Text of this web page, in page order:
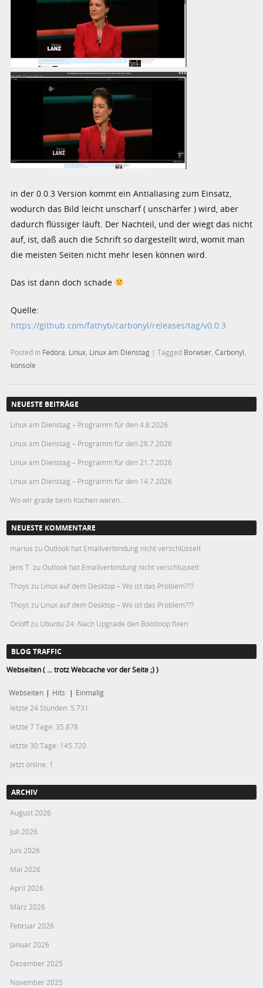
in der 0.0.3 Version kommt ein Antialiasing zum Einsatz,
wodurch das Bild leicht unscharf ( unschärfer ) wird, aber
dadurch flüssiger läuft. Der Nachteil, und der wiegt das nicht
auf, ist, daß auch die Schrift so dargestellt wird, womit man
die meisten Seiten nicht mehr lesen können wird.
Das ist dann doch schade
Quelle:
https://github.com/fathyb/carbonyl/releases/tag/v0.0.3
Posted in Fedora Linux Linux am Dienstag |Tagged Borwser ,Carbonyl
konsole
NEUESTE BEITRÄGE
Linux am Dienstag – Programm für den 4.8.2026
Linux am Dienstag – Programm für den 28.7.2026
Linux am Dienstag – Programm für den 21.7.2026
Linux am Dienstag – Programm für den 14.7.2026
Wo wir grade beim Kochen waren…
NEUESTE KOMMENTARE
marius zu Outlook hat Emailverbindung nicht verschlüsselt
Jens T. zu Outlook hat Emailverbindung nicht verschlüsselt
Thoys zu Linux auf dem Desktop – Wo ist das Problem???
Thoys zu Linux auf dem Desktop – Wo ist das Problem???
Orloffzu Ubuntu 24: Nach Upgrade den Bootloop fixen
BLOG TRAFFIC
Webseiten ( ... trotz Webcache vor der Seite ;) )
Webseiten | Hits | Einmalig
letzte 24 Stunden: 5.731
letzte 7 Tage: 35.878
letzte 30 Tage: 145.720
Jetzt online: 1
ARCHIV
August 2026
Juli 2026
Juni 2026
Mai 2026
April 2026
März 2026
Februar 2026
Januar 2026
Dezember 2025
November 2025